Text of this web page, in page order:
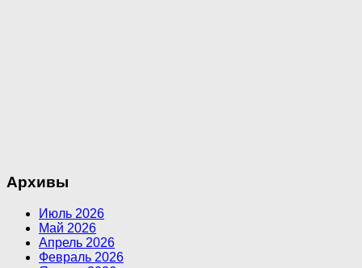
Архивы
Июль 2026
Май 2026
Апрель 2026
Февраль 2026